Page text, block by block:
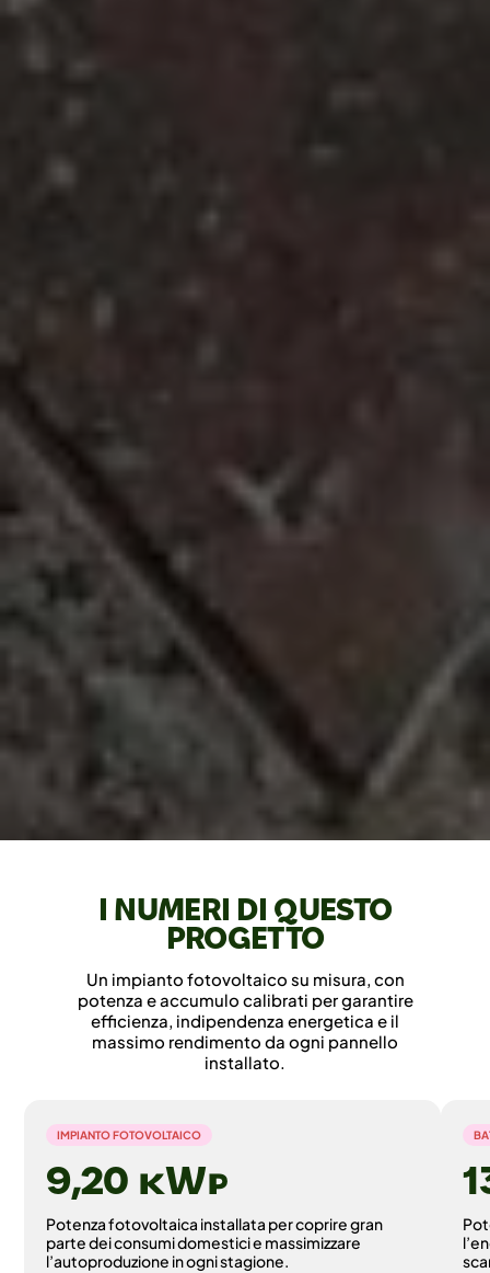
I NUMERI DI QUESTO
PROGETTO
Un impianto fotovoltaico su misura, con
potenza e accumulo calibrati per garantire
efficienza, indipendenza energetica e il
massimo rendimento da ogni pannello
installato.
IMPIANTO FOTOVOLTAICO
Potenza fotovoltaica installata per coprire gran
parte dei consumi domestici e massimizzare
l’autoproduzione in ogni stagione.
9,20 ©